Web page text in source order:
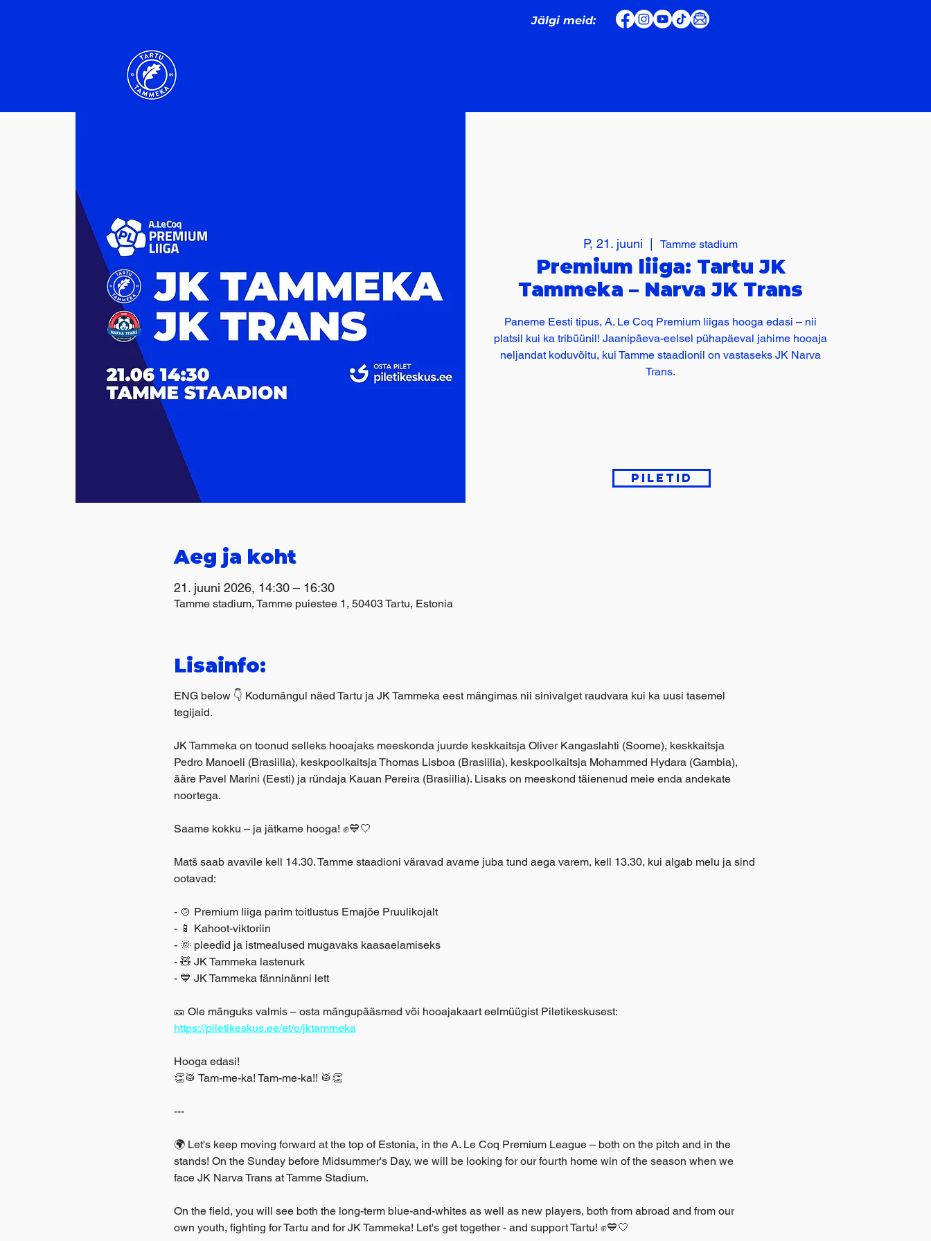
Jälgi meid:
P, 21. juuni
  |
Tamme stadium
Premium liiga: Tartu JK
Tammeka – Narva JK Trans
Paneme Eesti tipus, A. Le Coq Premium liigas hooga edasi – nii
platsil kui ka tribüünil! Jaanipäeva-eelsel pühapäeval jahime hooaja
neljandat koduvõitu, kui Tamme staadionil on vastaseks JK Narva
Trans.
Aeg ja koht
21. juuni 2026, 14:30 – 16:30
Tamme stadium, Tamme puiestee 1, 50403 Tartu, Estonia
Lisainfo:
ENG below 👇 Kodumängul näed Tartu ja JK Tammeka eest mängimas nii sinivalget raudvara kui ka uusi tasemel
tegijaid.
JK Tammeka on toonud selleks hooajaks meeskonda juurde keskkaitsja Oliver Kangaslahti (Soome), keskkaitsja
Pedro Manoeli (Brasiilia), keskpoolkaitsja Thomas Lisboa (Brasiilia), keskpoolkaitsja Mohammed Hydara (Gambia),
ääre Pavel Marini (Eesti) ja ründaja Kauan Pereira (Brasiilia). Lisaks on meeskond täienenud meie enda andekate
noortega.
Saame kokku – ja jätkame hooga! ✊💙🤍
Matš saab avavile kell 14.30. Tamme staadioni väravad avame juba tund aega varem, kell 13.30, kui algab melu ja sind
ootavad:
- 🍲 Premium liiga parim toitlustus Emajõe Pruulikojalt
- 📱 Kahoot-viktoriin
- 🌞 pleedid ja istmealused mugavaks kaasaelamiseks
- 🧸 JK Tammeka lastenurk
- 💙 JK Tammeka fänninänni lett
🎫 Ole mänguks valmis – osta mängupääsmed või hooajakaart eelmüügist Piletikeskusest:
https://piletikeskus.ee/et/o/jktammeka
Hooga edasi!
👏🥁 Tam-me-ka! Tam-me-ka!! 🥁👏
---
🌍 Let's keep moving forward at the top of Estonia, in the A. Le Coq Premium League – both on the pitch and in the
stands! On the Sunday before Midsummer's Day, we will be looking for our fourth home win of the season when we
face JK Narva Trans at Tamme Stadium.
On the field, you will see both the long-term blue-and-whites as well as new players, both from abroad and from our
own youth, fighting for Tartu and for JK Tammeka! Let's get together - and support Tartu! ✊💙🤍
Piletid